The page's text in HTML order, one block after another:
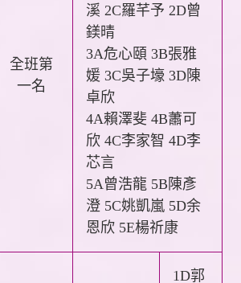
全班第
一名
溪 2C羅芊予 2D曾
鎂晴
3A危心頤 3B張雅
媛 3C吳子壕 3D陳
卓欣
4A賴澤斐 4B蕭可
欣 4C李家智 4D李
芯言
5A曾浩龍 5B陳彥
澄 5C姚凱嵐 5D余
恩欣 5E楊祈康
1D郭